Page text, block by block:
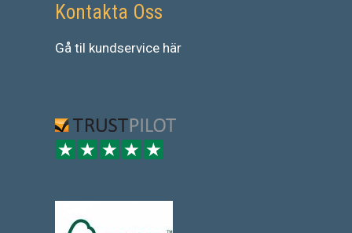
Kontakta Oss
Gå til kundservice här